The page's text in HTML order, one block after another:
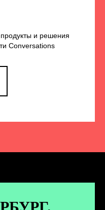
продукты и решения
Conversations